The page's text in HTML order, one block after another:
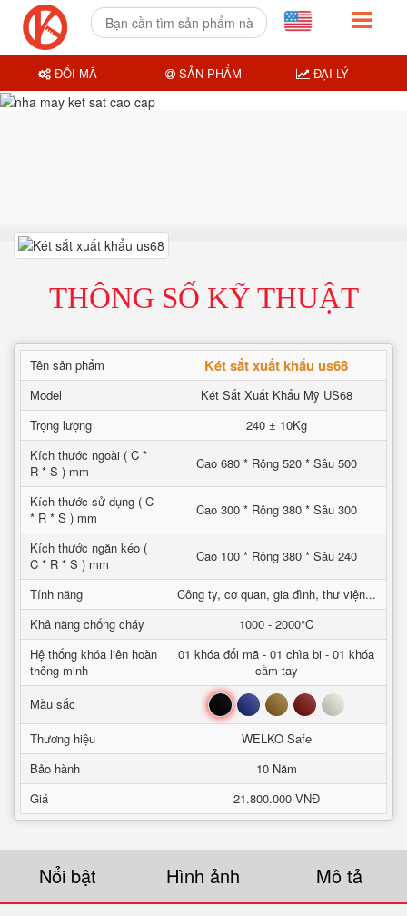
THÔNG SỐ KỸ THUẬT
Tên sản phẩm Két sắt xuất khẩu us68
Model
Két Sắt Xuất Khẩu Mỹ US68
Trọng lượng
240 ± 10Kg
Kích thước ngoài ( C *
R * S ) mm
Cao 680 * Rộng 520 * Sâu 500
Kích thước sử dụng ( C
* R * S ) mm
Cao 300 * Rộng 380 * Sâu 300
Kích thước ngăn kéo (
C * R * S ) mm
Cao 100 * Rộng 380 * Sâu 240
Tính năng
Công ty, cơ quan, gia đình, thư viện...
Khả năng chống cháy
1000 - 2000°C
Hệ thống khóa liên hoàn
thông minh
01 khóa đổi mã - 01 chìa bi - 01 khóa
cầm tay
Mầu sắc
Đen Xanh Nâu Đỏ Trắng
Thương hiệu
WELKO Safe
Bảo hành
10 Năm
Giá
21.800.000 VNĐ
Nổi bật Hình ảnh Mô tả
ĐỔI MÃ SẢN PHẨM ĐẠI LÝ